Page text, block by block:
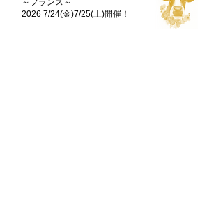
～フランス～
2026 7/24(金)7/25(土)開催！